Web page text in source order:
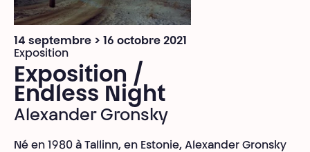
14 septembre > 16 octobre 2021
Exposition
Exposition /
Endless Night
Alexander Gronsky
Né en 1980 à Tallinn, en Estonie, Alexander Gronsky